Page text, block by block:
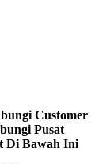
Customer
Pusat
Di Bawah Ini